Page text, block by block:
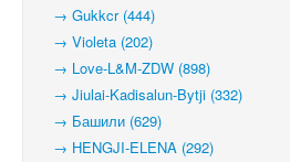
→ Gukkcr (444)
→ Violeta (202)
→ Love-L&M-ZDW (898)
→ Jiulai-Kadisalun-Bytji (332)
→ Башили (629)
→ HENGJI-ELENA (292)